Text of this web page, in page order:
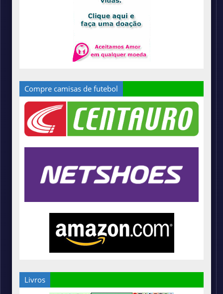
Compre camisas de futebol
Livros